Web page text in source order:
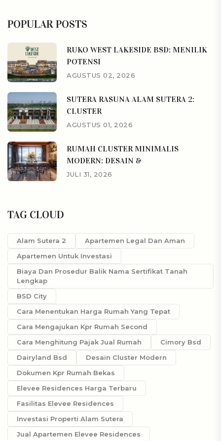
POPULAR POSTS
RUKO WEST LAKESIDE BSD: MENILIK
POTENSI
AGUSTUS 02, 2026
SUTERA RASUNA ALAM SUTERA 2:
CLUSTER
AGUSTUS 01, 2026
RUMAH CLUSTER MINIMALIS
MODERN: DESAIN &
JULI 31, 2026
TAG CLOUD
Alam Sutera 2
Apartemen Legal Dan Aman
Apartemen Untuk Investasi
Biaya Dan Prosedur Balik Nama Sertifikat Tanah
Lengkap
BSD City
Cara Menentukan Harga Rumah Yang Tepat
Cara Mengajukan Kpr Rumah Second
Cara Menghitung Pajak Jual Rumah
Cimory Bsd
Dairyland Bsd
Desain Cluster Modern
Dokumen Kpr Rumah Bekas
Elevee Residences Harga Terbaru
Fasilitas Elevee Residences
Investasi Properti Alam Sutera
Jual Apartemen Elevee Residences